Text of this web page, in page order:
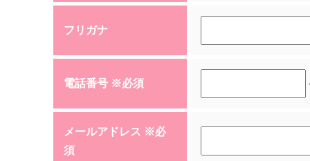
フリガナ
電話番号 ※必須
メールアドレス ※必
須